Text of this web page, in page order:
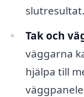
slutresultat.
Tak och
väggarna
hjälpa till